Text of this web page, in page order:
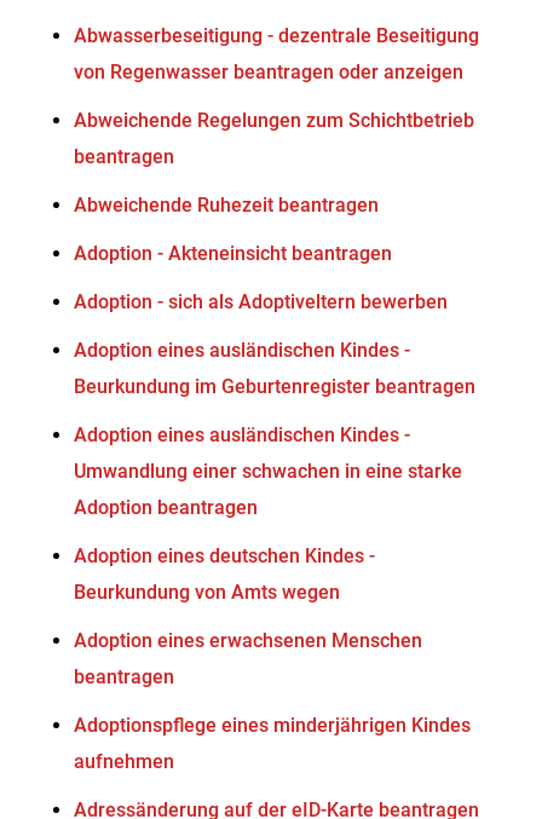
Abwasserbeseitigung - dezentrale Beseitigung
von Regenwasser beantragen oder anzeigen
Abweichende Regelungen zum Schichtbetrieb
beantragen
Abweichende Ruhezeit beantragen
Adoption - Akteneinsicht beantragen
Adoption - sich als Adoptiveltern bewerben
Adoption eines ausländischen Kindes -
Beurkundung im Geburtenregister beantragen
Adoption eines ausländischen Kindes -
Umwandlung einer schwachen in eine starke
Adoption beantragen
Adoption eines deutschen Kindes -
Beurkundung von Amts wegen
Adoption eines erwachsenen Menschen
beantragen
Adoptionspflege eines minderjährigen Kindes
aufnehmen
Adressänderung auf der eID-Karte beantragen